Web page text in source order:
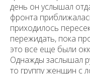
день он услышал
фронта
приходилось
пережидать, пока
это все еще были
Однажды заслышал
то группу женщин с